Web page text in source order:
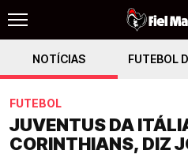
NOTÍCIAS FUTEBOL
FUTEBOL
JUVENTUS DA
CORINTHIANS, DIZ